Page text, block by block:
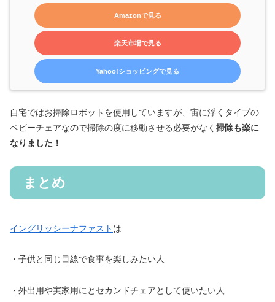
Amazonで見る
楽天市場で見る
Yahoo!ショッピングで見る
自宅ではお掃除ロボットを使用していますが、宙に浮くタイプの
ベビーチェアなので掃除の度に移動させる必要がなく 掃除も楽に
なりました！
まとめ
イングリッシーナファスト は
・子供と同じ目線で食事を楽しみたい人
・外出用や実家用にとセカンドチェアとして使いたい人